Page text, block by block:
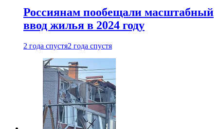
Россиянам пообещали масштабный
ввод жилья в 2024 году
2 года спустя2 года спустя